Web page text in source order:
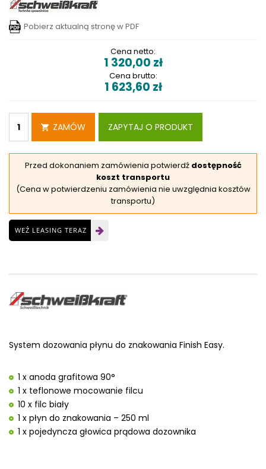
Pobierz aktualną stronę w PDF
Cena netto:
1 320,00 zł
Cena brutto:
1 623,60 zł
ZAMÓW ZAPYTAJ O PRODUKT
Przed dokonaniem zamówienia potwierdź dostępność
koszt transportu
(Cena w potwierdzeniu zamówienia nie uwzględnia kosztów
transportu)
WEŹ LEASING TERAZ
System dozowania płynu do znakowania Finish Easy.
1 x anoda grafitowa 90°
1 x teflonowe mocowanie filcu
10 x filc biały
1 x płyn do znakowania – 250 ml
1 x pojedyncza głowica prądowa dozownika